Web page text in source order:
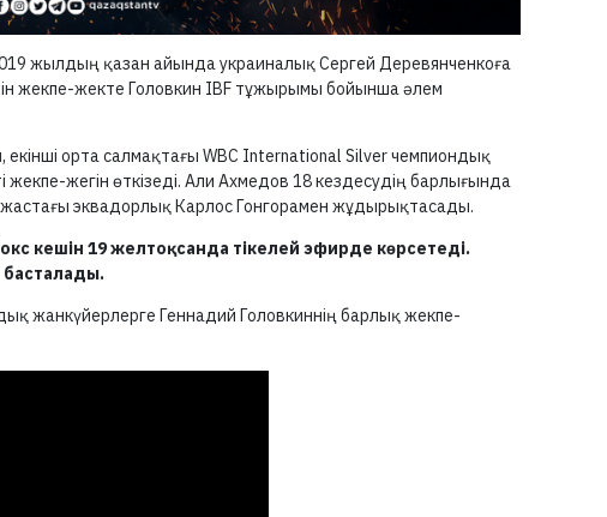
жылдың қазан айында украиналық Сергей Деревянченкоға
жекпе-жекте Головкин IBF тұжырымы бойынша әлем
орта салмақтағы WBC International Silver чемпиондық
жекпе-жегін өткізеді. Али Ахмедов 18 кездесудің барлығында
эквадорлық Карлос Гонгорамен жұдырықтасады.
кешін 19 желтоқсанда тікелей эфирде көрсетеді.
басталады.
жанкүйерлерге Геннадий Головкиннің барлық жекпе-